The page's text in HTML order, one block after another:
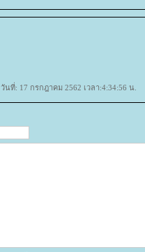
วันที่: 17 กรกฎาคม 2562 เวลา:4:34:56 น.